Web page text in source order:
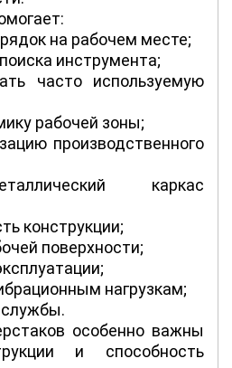
на рабочем месте;
инструмента;
часто используемую
рабочей зоны;
производственного
каркас
конструкции;
поверхности;
нагрузкам;
службы.
особенно важны
и способность